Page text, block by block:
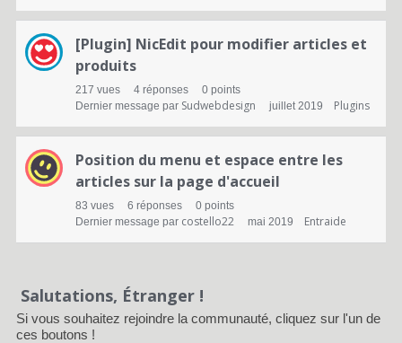
[Plugin] NicEdit pour modifier articles et
produits
217 vues 4 réponses 0 points
Dernier message par Sudwebdesign juillet 2019 Plugins
Position du menu et espace entre les
articles sur la page d'accueil
83 vues 6 réponses 0 points
Dernier message par costello22 mai 2019 Entraide
Salutations, Étranger !
Si vous souhaitez rejoindre la communauté, cliquez sur l'un de
ces boutons !